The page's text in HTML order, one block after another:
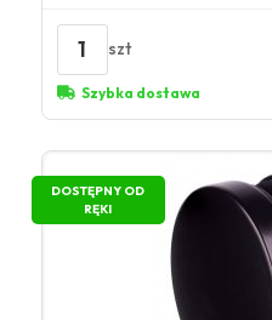
1 szt
Szybka dostawa
DOSTĘPNY OD
RĘKI